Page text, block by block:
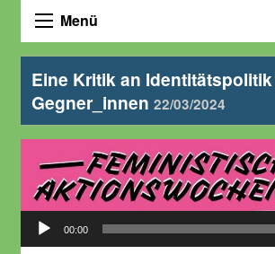
Menü
Eine Kritik an
Gegner_innen 22/03/2024
Audio-
Player
00:00